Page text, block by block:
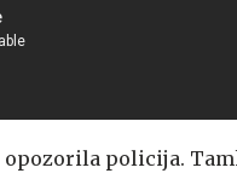
opozorila policija.